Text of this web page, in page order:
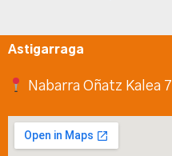
Astigarraga
Nabarra Oñatz Kalea 7